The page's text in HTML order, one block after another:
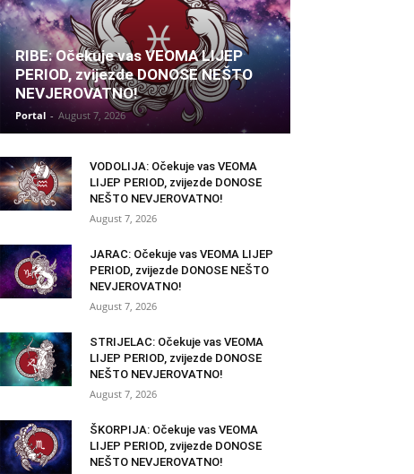
RIBE: Očekuje vas VEOMA LIJEP
PERIOD, zvijezde DONOSE NEŠTO
NEVJEROVATNO!
Portal - August 7, 2026
VODOLIJA: Očekuje vas VEOMA
LIJEP PERIOD, zvijezde DONOSE
NEŠTO NEVJEROVATNO!
August 7, 2026
JARAC: Očekuje vas VEOMA LIJEP
PERIOD, zvijezde DONOSE NEŠTO
NEVJEROVATNO!
August 7, 2026
STRIJELAC: Očekuje vas VEOMA
LIJEP PERIOD, zvijezde DONOSE
NEŠTO NEVJEROVATNO!
August 7, 2026
ŠKORPIJA: Očekuje vas VEOMA
LIJEP PERIOD, zvijezde DONOSE
NEŠTO NEVJEROVATNO!